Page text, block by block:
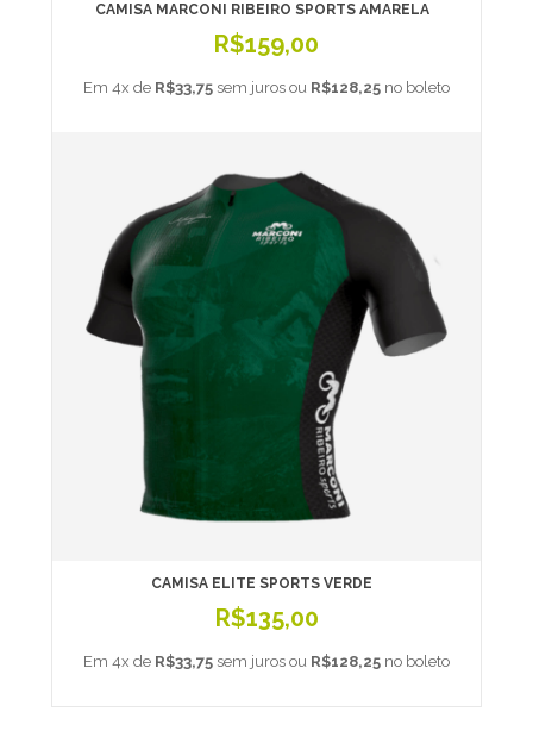
CAMISA MARCONI RIBEIRO SPORTS AMARELA
R$159,00
Em 4x de R$33,75 sem juros ou R$128,25 no boleto
CAMISA ELITE SPORTS VERDE
R$135,00
Em 4x de R$33,75 sem juros ou R$128,25 no boleto